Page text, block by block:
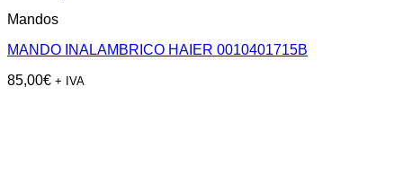
Mandos
MANDO INALAMBRICO HAIER 0010401715B
85,00€ + IVA